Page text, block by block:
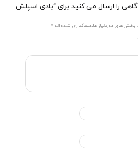
را ارسال می کنید برای “بادی اسپلش
بخش‌های موردنیاز علامت‌گذاری شده‌اند *